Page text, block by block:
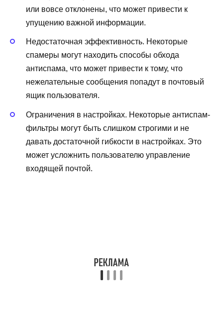
или вовсе отклонены, что может привести к
упущению важной информации.
Недостаточная эффективность. Некоторые
спамеры могут находить способы обхода
антиспама, что может привести к тому, что
нежелательные сообщения попадут в почтовый
ящик пользователя.
Ограничения в настройках. Некоторые антиспам-
фильтры могут быть слишком строгими и не
давать достаточной гибкости в настройках. Это
может усложнить пользователю управление
входящей почтой.